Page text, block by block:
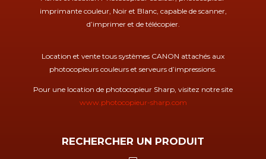
imprimante couleur, Noir et Blanc, capable de scanner,
d’imprimer et de télécopier.
Location et vente tous systèmes CANON attachés aux
photocopieurs couleurs et serveurs d’impressions.
Pour une location de photocopieur Sharp, visitez notre site
www.photocopieur-sharp.com
RECHERCHER UN PRODUIT